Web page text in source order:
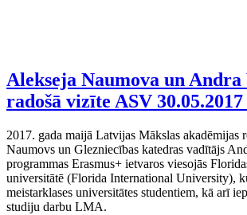
Alekseja Naumova un
radošā vizīte ASV
2017. gada maijā Latvijas Mākslas akadēmijas
Naumovs un Glezniecības katedras vadītājs
programmas Erasmus+ ietvaros viesojās
universitātē (Florida International University),
meistarklases universitātes studentiem, kā arī
studiju darbu LMA.